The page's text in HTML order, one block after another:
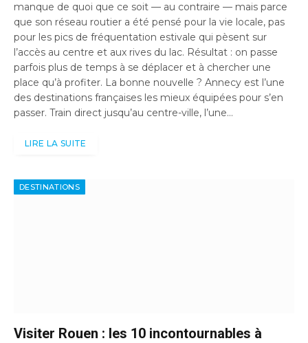
manque de quoi que ce soit — au contraire — mais parce
que son réseau routier a été pensé pour la vie locale, pas
pour les pics de fréquentation estivale qui pèsent sur
l’accès au centre et aux rives du lac. Résultat : on passe
parfois plus de temps à se déplacer et à chercher une
place qu’à profiter. La bonne nouvelle ? Annecy est l’une
des destinations françaises les mieux équipées pour s’en
passer. Train direct jusqu’au centre-ville, l’une…
LIRE LA SUITE
DESTINATIONS
Visiter Rouen : les 10 incontournables à